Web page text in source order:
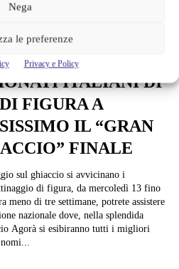
Nega
le preferenze
Privacy e Policy
ITALIANI DI
FIGURA A
IL “GRAN
FINALE
sul ghiaccio si avvicinano i
di figura, da mercoledì 13 fino
meno di tre settimane, potrete assistere
nazionale dove, nella splendida
Agorà si esibiranno tutti i migliori